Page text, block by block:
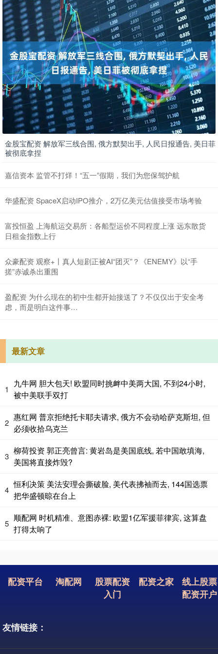
金股宝配资 解放军三线合围, 俄方默契出手, 人民日报通告, 美日菲
被彻底拿捏
嘉信资本 监管不打烊！“五一”假期，我们为您保驾护航
华盛配资 SpaceX启动IPO推介，2万亿美元估值接受市场考验
富投恒盈 上海航运交易所：各船型运价不同程度上涨 远东散货
日租金指数上行
众豪配资 观察+丨真人短剧正被AI“团灭”？《ENEMY》以“手
搓”赤诚杀出重围
盈配资 为什么现在的初中生都开始接送了？不仅仅出于安全考
虑，而是明白这件事…
最新文章
1
九牛网 胆大包天! 欧盟同时挑衅中美两大国, 不到24小时,
被中美联手双打
2
惠红网 普京拒绝托卡耶夫请求, 俄方不会动哈萨克斯坦, 但
必须收拾乌克兰
3
柳荷投资 郭正亮曾言: 黄岩岛是美国底线, 若中国敢填海,
美国将直接炸毁?
4
恒利决策 美法安理会撕破脸, 美代表拂袖而去, 144国选票
把华盛顿晾在台上
5
顺配网 时机精准、意图赤裸: 欧盟1亿军援菲律宾, 这算盘
打得太响了
配资平台 淘配网
股票配资
入门
配资之家
线上股票
配资开户
友情链接：